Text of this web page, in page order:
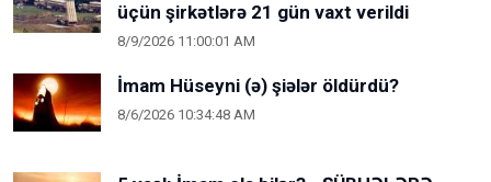
üçün şirkətlərə 21 gün vaxt verildi
8/9/2026 11:00:01 AM
İmam Hüseyni (ə) şiələr öldürdü?
8/6/2026 10:34:48 AM